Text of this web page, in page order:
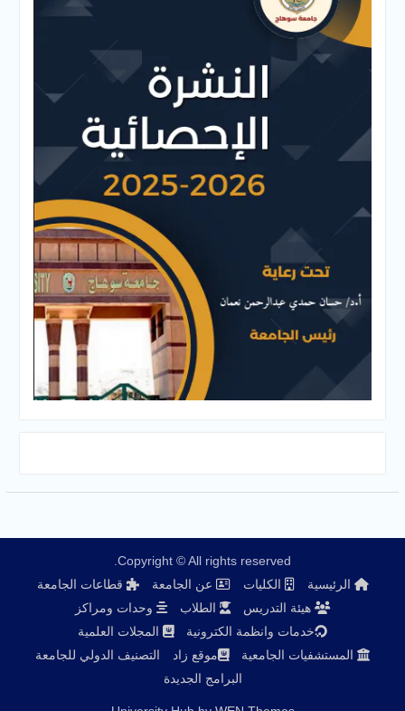
Copyright © All rights reserved.
الرئيسية
الكليات عن الجامعة
قطاعات الجامعة
هيئة التدريس
الطلاب
وحدات ومراكز
خدمات وانظمة الكترونية
المجلات العلمية
المستشفيات الجامعية
موقع زاد
التصنيف الدولي للجامعة
البرامج الجديدة